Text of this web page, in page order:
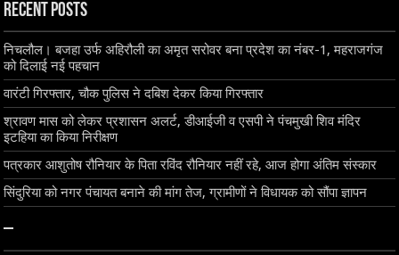
Recent Posts
निचलौल। बजहा उर्फ अहिरौली का अमृत सरोवर बना प्रदेश का नंबर-1, महराजगंज
को दिलाई नई पहचान
वारंटी गिरफ्तार, चौक पुलिस ने दबिश देकर किया गिरफ्तार
श्रावण मास को लेकर प्रशासन अलर्ट, डीआईजी व एसपी ने पंचमुखी शिव मंदिर
इटहिया का किया निरीक्षण
पत्रकार आशुतोष रौनियार के पिता रविंद रौनियार नहीं रहे, आज होगा अंतिम संस्कार
सिंदुरिया को नगर पंचायत बनाने की मांग तेज, ग्रामीणों ने विधायक को सौंपा ज्ञापन
–